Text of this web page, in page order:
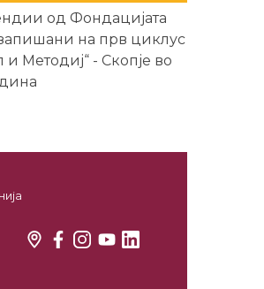
од Фондацијата
на прв циклус
Методиј“ - Скопје во